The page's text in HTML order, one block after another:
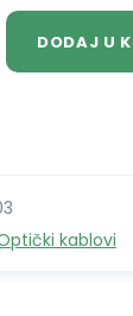
DODAJ U
kablovi